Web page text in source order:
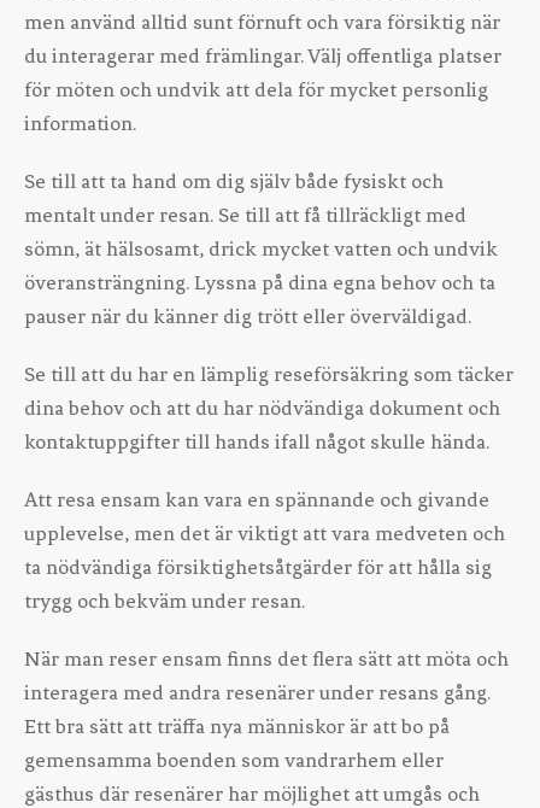
men använd alltid sunt förnuft och vara försiktig när
du interagerar med främlingar. Välj offentliga platser
för möten och undvik att dela för mycket personlig
information.
Se till att ta hand om dig själv både fysiskt och
mentalt under resan. Se till att få tillräckligt med
sömn, ät hälsosamt, drick mycket vatten och undvik
överansträngning. Lyssna på dina egna behov och ta
pauser när du känner dig trött eller överväldigad.
Se till att du har en lämplig reseförsäkring som täcker
dina behov och att du har nödvändiga dokument och
kontaktuppgifter till hands ifall något skulle hända.
Att resa ensam kan vara en spännande och givande
upplevelse, men det är viktigt att vara medveten och
ta nödvändiga försiktighetsåtgärder för att hålla sig
trygg och bekväm under resan.
När man reser ensam finns det flera sätt att möta och
interagera med andra resenärer under resans gång.
Ett bra sätt att träffa nya människor är att bo på
gemensamma boenden som vandrarhem eller
gästhus där resenärer har möjlighet att umgås och